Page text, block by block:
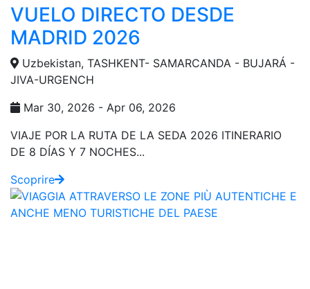
VUELO DIRECTO DESDE
MADRID 2026
Uzbekistan, TASHKENT- SAMARCANDA - BUJARÁ -
JIVA-URGENCH
Mar 30, 2026 - Apr 06, 2026
VIAJE POR LA RUTA DE LA SEDA 2026 ITINERARIO
DE 8 DÍAS Y 7 NOCHES...
Scoprire